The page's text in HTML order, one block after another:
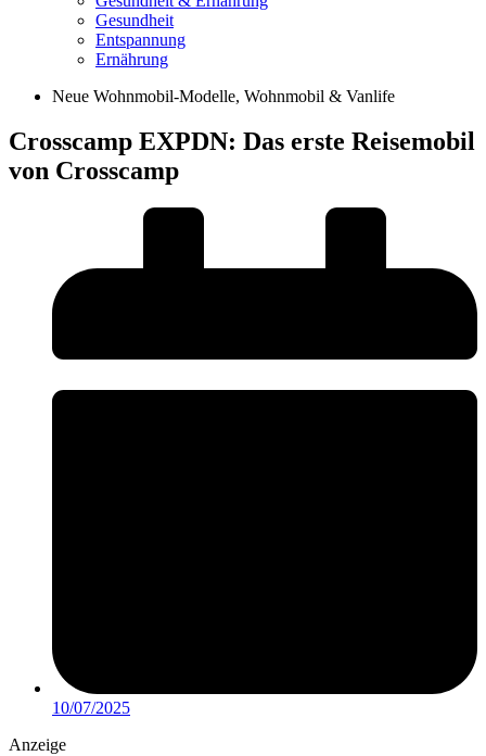
Gesundheit
Entspannung
Ernährung
Neue Wohnmobil-Modelle, Wohnmobil & Vanlife
Crosscamp EXPDN: Das erste Reisemobil
von Crosscamp
10/07/2025
Anzeige